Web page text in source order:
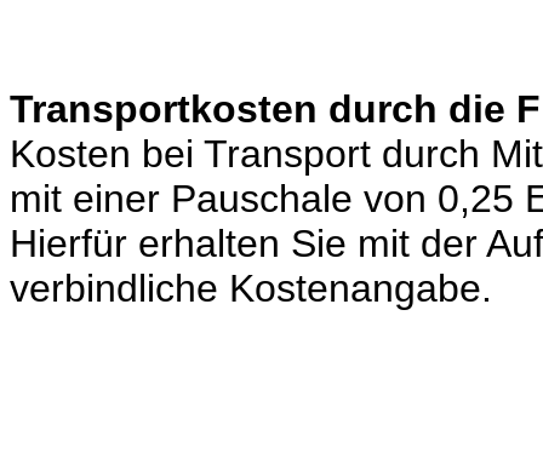
Transportkosten durch die
Kosten bei Transport durch
mit einer Pauschale von 0,25
Hierfür erhalten Sie mit der
verbindliche Kostenangabe.